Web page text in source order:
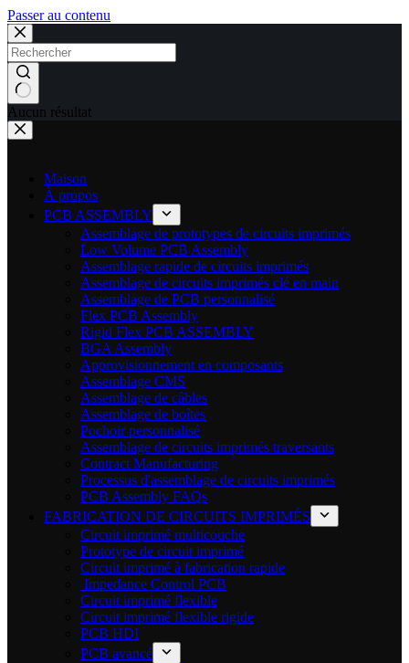
Passer au contenu
Aucun résultat
Maison
À propos
PCB ASSEMBLY
Assemblage de prototypes de circuits imprimés
Low Volume PCB Assembly
Assemblage rapide de circuits imprimés
Assemblage de circuits imprimés clé en main
Assemblage de PCB personnalisé
Flex PCB Assembly
Rigid Flex PCB ASSEMBLY
BGA Assembly
Approvisionnement en composants
Assemblage CMS
Assemblage de câbles
Assemblage de boîtes
Pochoir personnalisé
Assemblage de circuits imprimés traversants
Contract Manufacturing
Processus d'assemblage de circuits imprimés
PCB Assembly FAQs
FABRICATION DE CIRCUITS IMPRIMÉS
Circuit imprimé multicouche
Prototype de circuit imprimé
Circuit imprimé à fabrication rapide
Impedance Control PCB
Circuit imprimé flexible
Circuit imprimé flexible rigide
PCB HDI
PCB avancé